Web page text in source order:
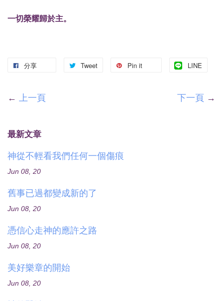
一切榮耀歸於主。
分享 Tweet Pin it LINE
← 上一頁 下一頁 →
最新文章
神從不輕看我們任何一個傷痕
Jun 08, 20
舊事已過都變成新的了
Jun 08, 20
憑信心走神的應許之路
Jun 08, 20
美好樂章的開始
Jun 08, 20